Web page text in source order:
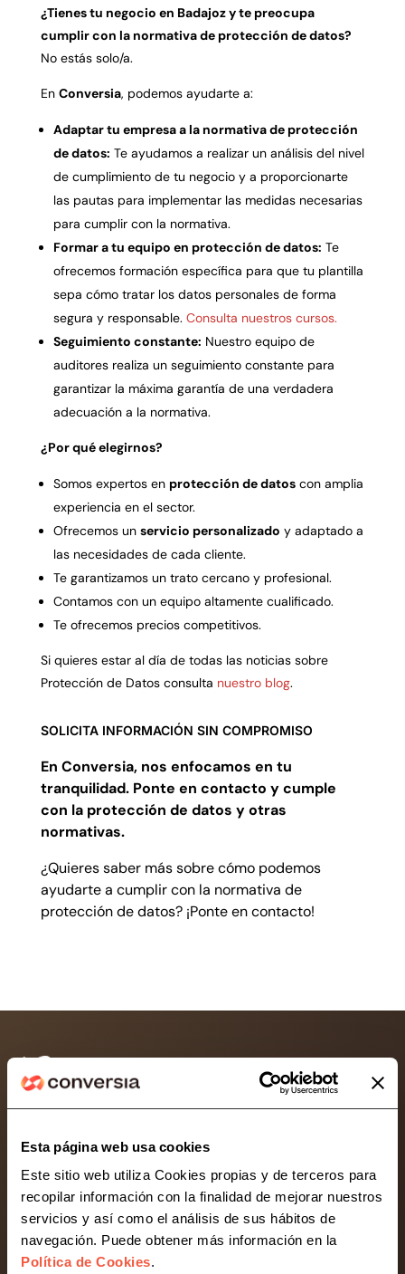
Esta página web usa cookies
Este sitio web utiliza Cookies propias y de terceros para
recopilar información con la finalidad de mejorar nuestros
servicios y así como el análisis de sus hábitos de
navegación. Puede obtener más información en la
Política de Cookies.
¿Tienes tu negocio en Badajoz y te preocupa
cumplir con la normativa de protección de datos?
No estás solo/a.
En Conversia, podemos ayudarte a:
Adaptar tu empresa a la normativa de protección
de datos: Te ayudamos a realizar un análisis del nivel
de cumplimiento de tu negocio y a proporcionarte
las pautas para implementar las medidas necesarias
para cumplir con la normativa.
Formar a tu equipo en protección de datos: Te
ofrecemos formación específica para que tu plantilla
sepa cómo tratar los datos personales de forma
segura y responsable. Consulta nuestros cursos.
Seguimiento constante: Nuestro equipo de
auditores realiza un seguimiento constante para
garantizar la máxima garantía de una verdadera
adecuación a la normativa.
¿Por qué elegirnos?
Somos expertos en protección de datoscon amplia
experiencia en el sector.
Ofrecemos un servicio personalizado y adaptado a
las necesidades de cada cliente.
Te garantizamos un trato cercano y profesional.
Contamos con un equipo altamente cualificado.
Te ofrecemos precios competitivos.
Si quieres estar al día de todas las noticias sobre
Protección de Datos consulta nuestro blog.
SOLICITA INFORMACIÓN SIN COMPROMISO
En Conversia, nos enfocamos en tu
tranquilidad. Ponte en contacto y cumple
con la protección de datos y otras
normativas.
¿Quieres saber más sobre cómo podemos
ayudarte a cumplir con la normativa de
protección de datos?¡Ponte en contacto!
compliance para empresas, pymes y autónomos.
Desarrollamos soluciones legaltech para simplificar
la gestión normativa de tu negocio.
Contacta con Conversia